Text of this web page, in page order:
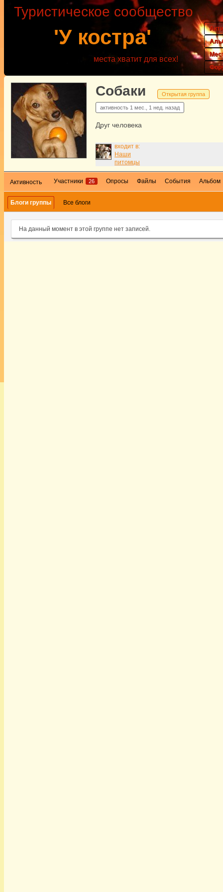
'У костра'
Туристическое сообщество
места хватит для всех!
Собаки Открытая группа
активность 1 мес., 1 нед. назад
Друг человека
входит в:
Наши
питомцы
Активность Участники 26 Опросы Файлы События Альбом
Блоги группы Все блоги
На данный момент в этой группе нет записей.